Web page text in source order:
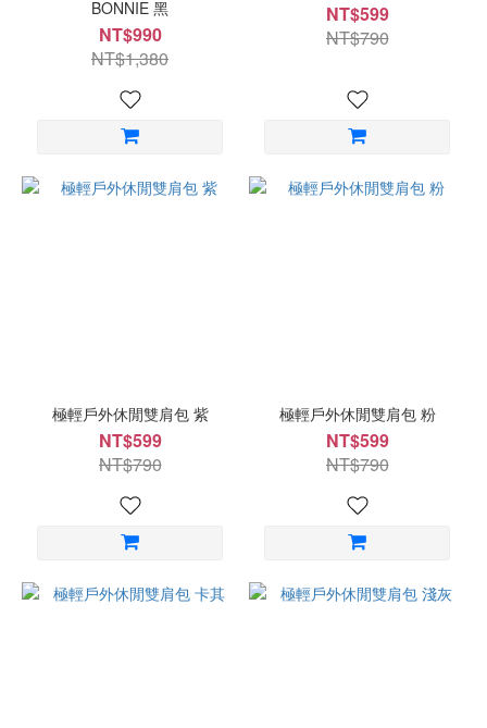
BONNIE 黑
NT$990
NT$1,380
NT$599
NT$790
極輕戶外休閒雙肩包 紫
NT$599
NT$790
極輕戶外休閒雙肩包 粉
NT$599
NT$790